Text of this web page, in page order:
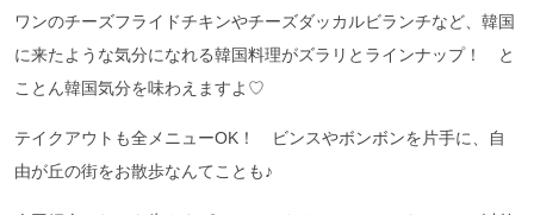
ワンのチーズフライドチキンやチーズダッカルビランチなど、韓国
に来たような気分になれる韓国料理がズラリとラインナップ！ と
ことん韓国気分を味わえますよ♡
テイクアウトも全メニューOK！ ビンスやボンボンを片手に、自
由が丘の街をお散歩なんてことも♪